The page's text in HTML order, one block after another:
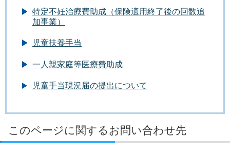
特定不妊治療費助成（保険適用終了後の回数追
加事業）
児童扶養手当
一人親家庭等医療費助成
児童手当現況届の提出について
このページに関するお問い合わせ先